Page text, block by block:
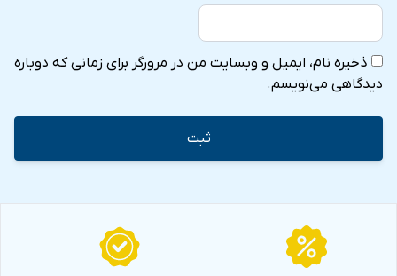
ذخیره نام، ایمیل و وبسایت من در مرورگر برای زمانی که دوباره
دیدگاهی می‌نویسم.